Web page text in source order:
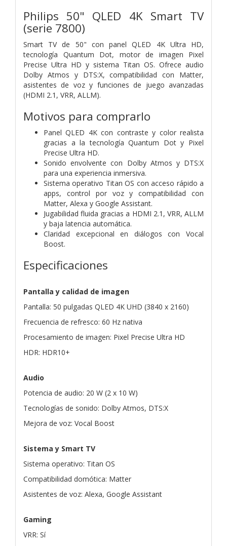
Philips 50" QLED 4K Smart TV
(serie 7800)
Smart TV de 50" con panel QLED 4K Ultra HD,
tecnología Quantum Dot, motor de imagen Pixel
Precise Ultra HD y sistema Titan OS. Ofrece audio
Dolby Atmos y DTS:X, compatibilidad con Matter,
asistentes de voz y funciones de juego avanzadas
(HDMI 2.1, VRR, ALLM).
Motivos para comprarlo
Panel QLED 4K con contraste y color realista
gracias a la tecnología Quantum Dot y Pixel
Precise Ultra HD.
Sonido envolvente con Dolby Atmos y DTS:X
para una experiencia inmersiva.
Sistema operativo Titan OS con acceso rápido a
apps, control por voz y compatibilidad con
Matter, Alexa y Google Assistant.
Jugabilidad fluida gracias a HDMI 2.1, VRR, ALLM
y baja latencia automática.
Claridad excepcional en diálogos con Vocal
Boost.
Especificaciones
Pantalla y calidad de imagen
Pantalla: 50 pulgadas QLED 4K UHD (3840 x 2160)
Frecuencia de refresco: 60 Hz nativa
Procesamiento de imagen: Pixel Precise Ultra HD
HDR: HDR10+
Audio
Potencia de audio: 20 W (2 x 10 W)
Tecnologías de sonido: Dolby Atmos, DTS:X
Mejora de voz: Vocal Boost
Sistema y Smart TV
Sistema operativo: Titan OS
Compatibilidad domótica: Matter
Asistentes de voz: Alexa, Google Assistant
Gaming
VRR: Sí